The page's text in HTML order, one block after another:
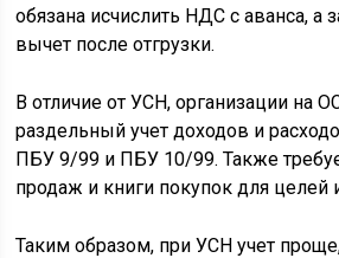
обязана исчислить НДС с аванса, а
вычет после отгрузки.
В отличие от УСН, организации на
раздельный учет доходов и
ПБУ 9/99 и ПБУ 10/99. Также
продаж и книги покупок для целей
Таким образом, при УСН учет